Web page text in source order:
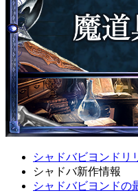
シャドバビヨンドリ
シャドバ新作情報
シャドバビヨンドの